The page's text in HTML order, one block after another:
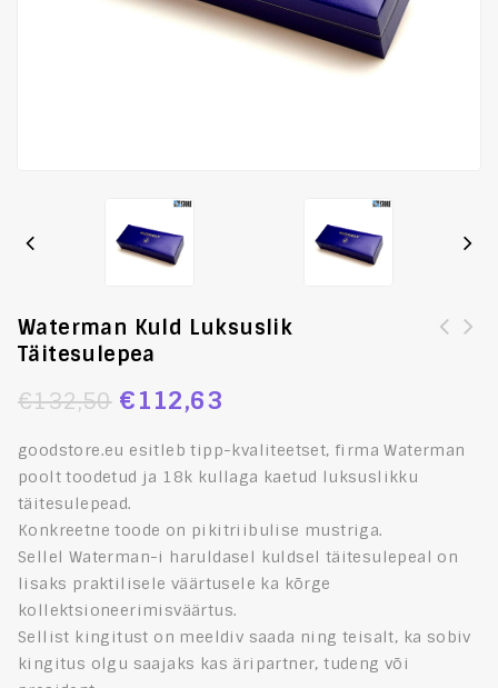
Waterman Kuld Luksuslik
Täitesulepea
€132,50 €112,63
goodstore.eu esitleb tipp-kvaliteetset, firma Waterman
poolt toodetud ja 18k kullaga kaetud luksuslikku
täitesulepead.
Konkreetne toode on pikitriibulise mustriga.
Sellel Waterman-i haruldasel kuldsel täitesulepeal on
lisaks praktilisele väärtusele ka kõrge
kollektsioneerimisväärtus.
Sellist kingitust on meeldiv saada ning teisalt, ka sobiv
kingitus olgu saajaks kas äripartner, tudeng või